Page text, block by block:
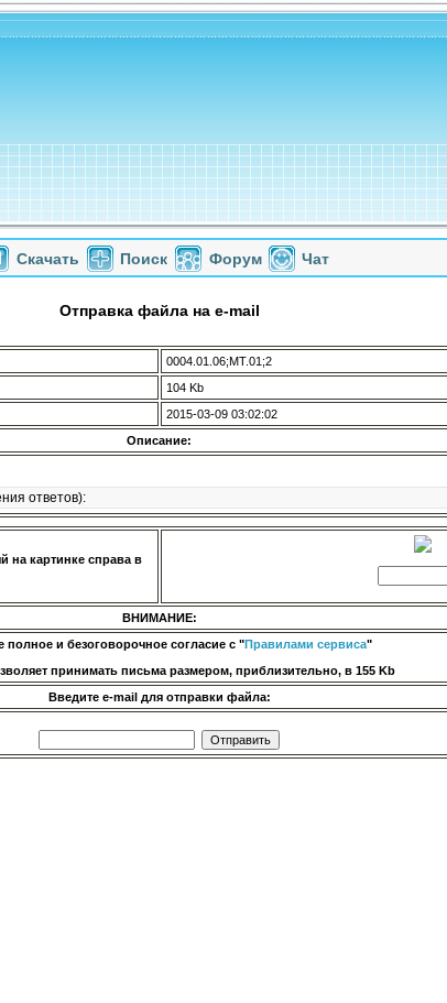
Скачать Поиск Форум Чат
Отправка файла на e-mail
0004.01.06;МТ.01;2
104 Kb
2015-03-09 03:02:02
Описание:
ответов):
на картинке справа в
ВНИМАНИЕ:
и безоговорочное согласие с "Правилами сервиса"
принимать письма размером, приблизительно, в 155 Kb
Введите e-mail для отправки файла: